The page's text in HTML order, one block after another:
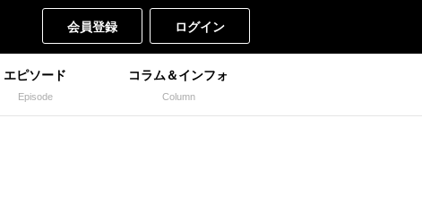
会員登録 ログイン
エピソード
Episode
コラム＆インフォ
Column